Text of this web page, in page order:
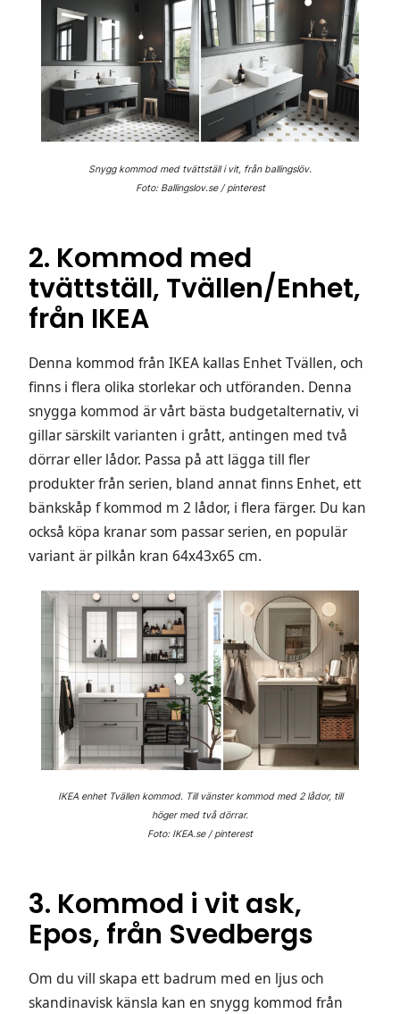
Snygg kommod med tvättställ i vit, från ballingslöv.
Foto: Ballingslov.se / pinterest
2. Kommod med
tvättställ, Tvällen/Enhet,
från IKEA
Denna kommod från IKEA kallas Enhet Tvällen, och
finns i flera olika storlekar och utföranden. Denna
snygga kommod är vårt bästa budgetalternativ, vi
gillar särskilt varianten i grått, antingen med två
dörrar eller lådor. Passa på att lägga till fler
produkter från serien, bland annat finns Enhet, ett
bänkskåp f kommod m 2 lådor, i flera färger. Du kan
också köpa kranar som passar serien, en populär
variant är pilkån kran 64x43x65 cm.
IKEA enhet Tvällen kommod. Till vänster kommod med 2 lådor, till
höger med två dörrar.
Foto: IKEA.se / pinterest
3. Kommod i vit ask,
Epos, från Svedbergs
Om du vill skapa ett badrum med en ljus och
skandinavisk känsla kan en snygg kommod från